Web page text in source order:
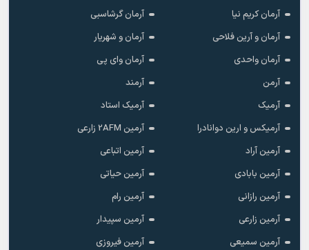
آرمان کریم نیا
آرمان گرشاسبی
آرمان و آرین فلاحی
آرمان و شهریار
آرمان واحدی
آرمان وای پی
آرمن
آرمند
آرمیک
آرمیک استاد
آرمیکس و ارین دوانادرا
آرمین 2AFM زارعی
آرمین آراد
آرمین اتباعی
آرمین بابادی
آرمین حیاتی
آرمین رازانی
آرمین رام
آرمین زارعی
آرمین سپیدار
آرمین سمیعی
آرمین فیروزی